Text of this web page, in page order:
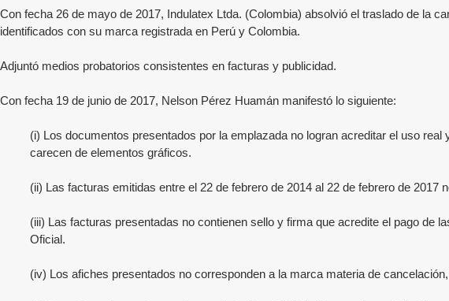
Con fecha 26 de mayo de 2017, Indulatex Ltda. (Colombia) absolvió el traslado de la
identificados con su marca registrada en Perú y Colombia.
Adjuntó medios probatorios consistentes en facturas y publicidad.
Con fecha 19 de junio de 2017, Nelson Pérez Huamán manifestó lo siguiente:
(i) Los documentos presentados por la emplazada no logran acreditar el uso
carecen de elementos gráficos.
(ii) Las facturas emitidas entre el 22 de febrero de 2014 al 22 de febrero de
(iii) Las facturas presentadas no contienen sello y firma que acredite el pago de
Oficial.
(iv) Los afiches presentados no corresponden a la marca materia de